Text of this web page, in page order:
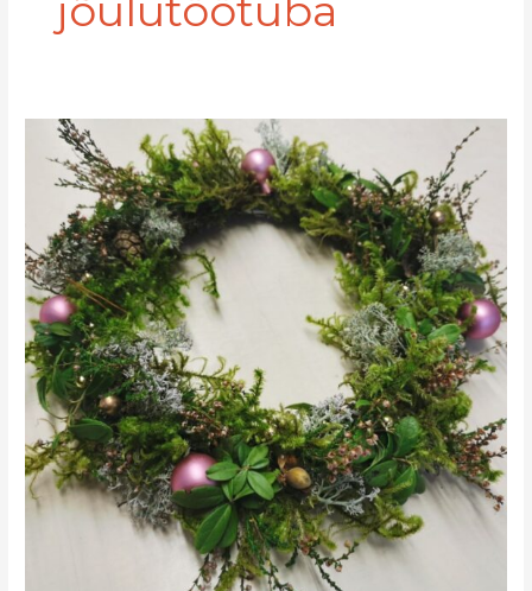
jõulutöötuba
Loomekoja
Jõulutöötoad